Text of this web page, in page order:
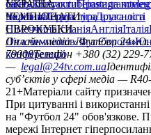
сайтуКонтактиПравила
політикаСтруктура власності
facebookxyoutubeinstagram
УКРАЇНА
УкраїнаПерша лігаДруга ліга
ЧЕМПІОНАТИ
НімеччинаІспаніяАнгліяІталія
ЄВРОКУБКИ
Ліга чемпіонівЛіга Європи
конференцій
Онлайн-медіа «Футбол 24»
79008Телефон +380 (32) 229-
— legal@24tv.com.ua
суб’єктів у сфері медіа —
21+Матеріали сайту
При цитуванні і
на "Футбол 24" обов'язкове.
мережі Інтернет